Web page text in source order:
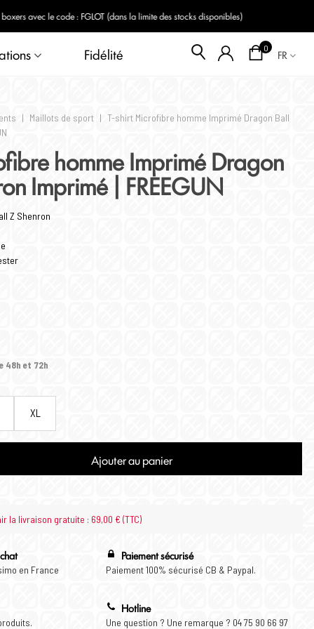
disponibles)
Fidélité 0 FR
| Maillots de sport | T-shirt Microfibre homme Imprimé Dragon Ball
homme Imprimé Dragon
Imprimé | FREEGUN
Z Shenron
48h et 72h
XL
Ajouter au panier
la livraison gratuite : 69,00 € (TTC)
en France
Paiement sécurisé
Paiement 100% sécurisé CB & Paypal.
Hotline
Une question ? Une remarque ? 04 75 90 66 97